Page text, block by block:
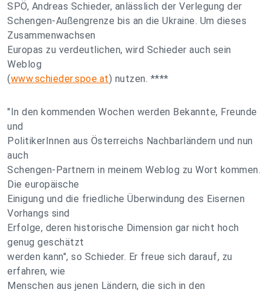
SPÖ, Andreas Schieder, anlässlich der Verlegung der
Schengen-Außengrenze bis an die Ukraine. Um dieses
Zusammenwachsen
Europas zu verdeutlichen, wird Schieder auch sein
Weblog
(www.schieder.spoe.at) nutzen. ****
"In den kommenden Wochen werden Bekannte, Freunde
und
PolitikerInnen aus Österreichs Nachbarländern und nun
auch
Schengen-Partnern in meinem Weblog zu Wort kommen.
Die europäische
Einigung und die friedliche Überwindung des Eisernen
Vorhangs sind
Erfolge, deren historische Dimension gar nicht hoch
genug geschätzt
werden kann", so Schieder. Er freue sich darauf, zu
erfahren, wie
Menschen aus jenen Ländern, die sich in den